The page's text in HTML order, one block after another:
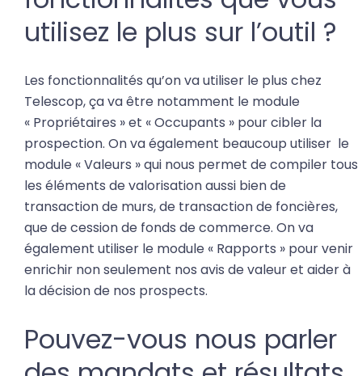
utilisez le plus sur l’outil ?
Les fonctionnalités qu’on va utiliser le plus chez
Telescop, ça va être notamment le module
« Propriétaires » et « Occupants » pour cibler la
prospection. On va également beaucoup utiliser le
module « Valeurs » qui nous permet de compiler tous
les éléments de valorisation aussi bien de
transaction de murs, de transaction de foncières,
que de cession de fonds de commerce. On va
également utiliser le module « Rapports » pour venir
enrichir non seulement nos avis de valeur et aider à
la décision de nos prospects.
Pouvez-vous nous parler